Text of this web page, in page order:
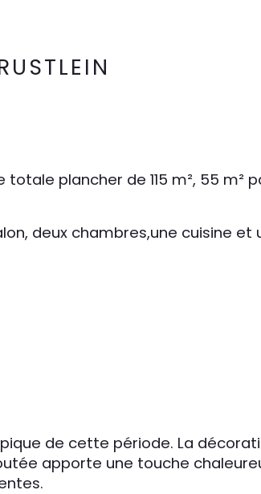
plancher de 115 m², 55 m²
deux chambres,une cuisine et
de cette période. La
apporte une touche